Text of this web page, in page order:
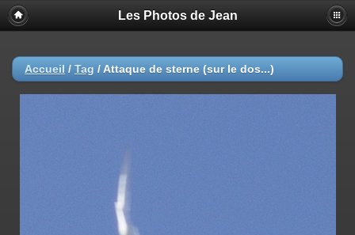
Les Photos de Jean
Accueil / Tag / Attaque de sterne (sur le dos...)